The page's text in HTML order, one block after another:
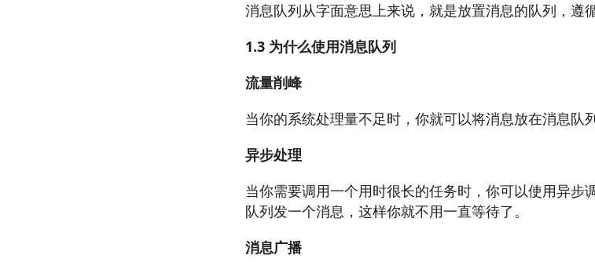
消息队列从字面意思上来说，就是放置消息的队列，遵
1.3 为什么使用消息队列
流量削峰
当你的系统处理量不足时，你就可以将消息放在消息队
异步处理
当你需要调用一个用时很长的任务时，你可以使用异步
队列发一个消息，这样你就不用一直等待了。
消息广播